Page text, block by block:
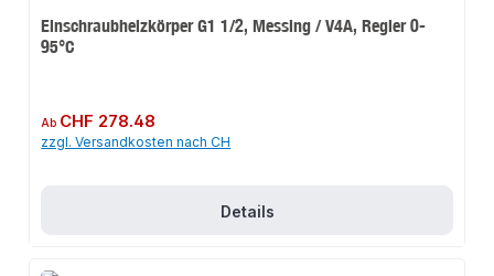
Einschraubheizkörper G1 1/2, Messing / V4A, Regler 0-
95°C
Regulärer Preis:
Ab CHF 278.48
zzgl. Versandkosten nach CH
Details